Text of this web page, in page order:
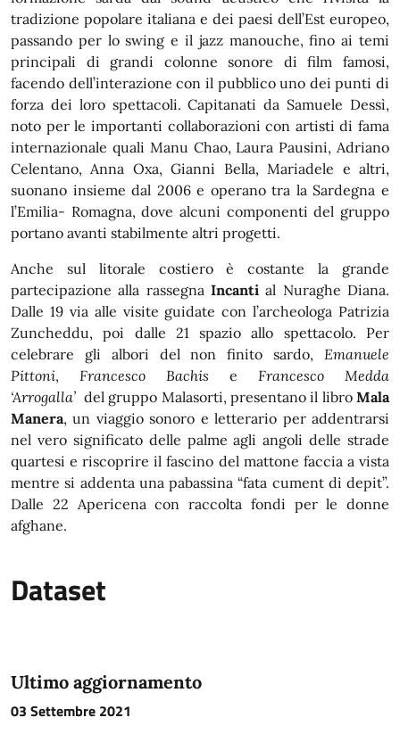
tradizione popolare italiana e dei paesi dell’Est europeo,
passando per lo swing e il jazz manouche, fino ai temi
principali di grandi colonne sonore di film famosi,
facendo dell’interazione con il pubblico uno dei punti di
forza dei loro spettacoli. Capitanati da Samuele Dessì,
noto per le importanti collaborazioni con artisti di fama
internazionale quali Manu Chao, Laura Pausini, Adriano
Celentano, Anna Oxa, Gianni Bella, Mariadele e altri,
suonano insieme dal 2006 e operano tra la Sardegna e
l’Emilia- Romagna, dove alcuni componenti del gruppo
portano avanti stabilmente altri progetti.
Anche sul litorale costiero è costante la grande
partecipazione alla rassegna Incanti al Nuraghe Diana.
Dalle 19 via alle visite guidate con l’archeologa Patrizia
Zuncheddu, poi dalle 21 spazio allo spettacolo. Per
celebrare gli albori del non finito sardo, Emanuele
Pittoni, Francesco Bachis e Francesco Medda
‘Arrogalla’ del gruppo Malasorti, presentano il libro Mala
Manera, un viaggio sonoro e letterario per addentrarsi
nel vero significato delle palme agli angoli delle strade
quartesi e riscoprire il fascino del mattone faccia a vista
mentre si addenta una pabassina “fata cument di depit”.
Dalle 22 Apericena con raccolta fondi per le donne
afghane.
Dataset
Ultimo aggiornamento
03 Settembre 2021